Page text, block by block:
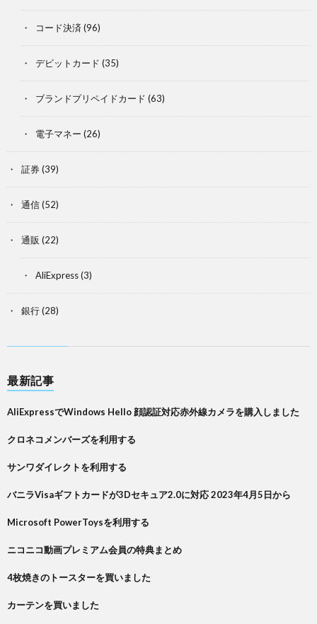
コード決済 (96)
デビットカード (35)
ブランドプリペイドカード (63)
電子マネー (26)
証券(39)
通信(52)
通販 (22)
AliExpress(3)
銀行(28)
最新記事
AliExpressでWindows Hello 顔認証対応赤外線カメラを購入しました
クロネコメンバーズを利用する
サンワダイレクトを利用する
バニラVisaギフトカードが3Dセキュア2.0に対応 2023年4月5日から
Microsoft PowerToysを利用する
ニコニコ動画プレミアム会員の特典まとめ
4枚焼きのトースターを買いました
カーテンを買いました